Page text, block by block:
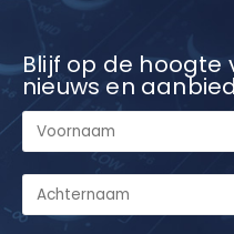
Blijf op de
nieuws en